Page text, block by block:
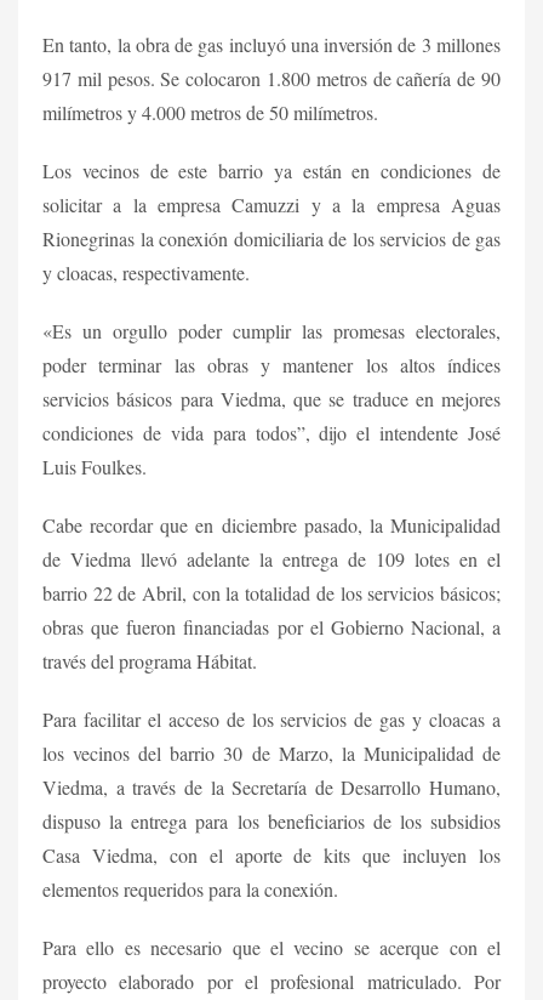
En tanto, la obra de gas incluyó una inversión de 3 millones
917 mil pesos. Se colocaron 1.800 metros de cañería de 90
milímetros y 4.000 metros de 50 milímetros.
Los vecinos de este barrio ya están en condiciones de
solicitar a la empresa Camuzzi y a la empresa Aguas
Rionegrinas la conexión domiciliaria de los servicios de gas
y cloacas, respectivamente.
«Es un orgullo poder cumplir las promesas electorales,
poder terminar las obras y mantener los altos índices
servicios básicos para Viedma, que se traduce en mejores
condiciones de vida para todos”, dijo el intendente José
Luis Foulkes.
Cabe recordar que en diciembre pasado, la Municipalidad
de Viedma llevó adelante la entrega de 109 lotes en el
barrio 22 de Abril, con la totalidad de los servicios básicos;
obras que fueron financiadas por el Gobierno Nacional, a
través del programa Hábitat.
Para facilitar el acceso de los servicios de gas y cloacas a
los vecinos del barrio 30 de Marzo, la Municipalidad de
Viedma, a través de la Secretaría de Desarrollo Humano,
dispuso la entrega para los beneficiarios de los subsidios
Casa Viedma, con el aporte de kits que incluyen los
elementos requeridos para la conexión.
Para ello es necesario que el vecino se acerque con el
proyecto elaborado por el profesional matriculado. Por